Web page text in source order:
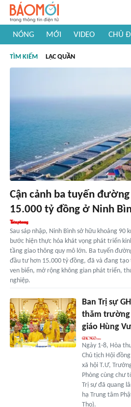
NÓNG MỚI VIDEO CHỦ
#Khám phá thế giới
TÌM KIẾM LẠC QUẦN
Cận cảnh ba tuyến
15.000 tỷ đồng ở Ninh
Sau sáp nhập, Ninh Bình sở hữu khoảng 90
bước hiện thực hóa khát vọng phát triển
tầng giao thông quy mô lớn. Ba tuyến
đầu tư hơn 15.000 tỷ đồng, đã và đang
ven biển, mở rộng không gian phát triển,
nghiệp.
Ban Trị sự
thăm trường
giáo Hùng
Ngày 1-8, Hòa
Chủ tịch Hội
xã hội T.Ư,
Phòng cùng chư
Trị sự đã quang
hạ Trung tâm
Thọ).